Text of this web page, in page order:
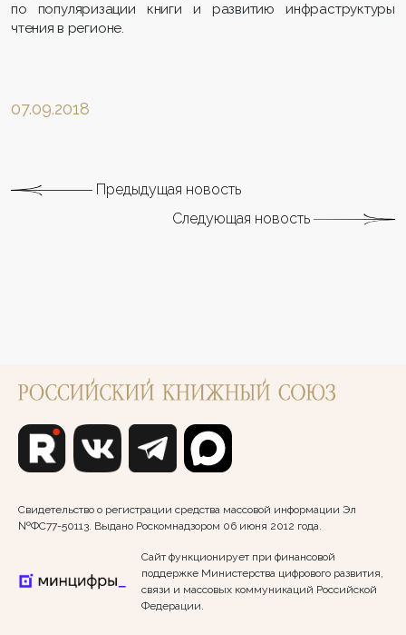
по популяризации книги и развитию инфраструктуры
чтения в регионе.
07.09.2018
Предыдущая новость
Следующая новость
Свидетельство о регистрации средства массовой информации Эл
№ФС77-50113. Выдано Роскомнадзором 06 июня 2012 года.
Сайт функционирует при финансовой
поддержке Министерства цифрового развития,
связи и массовых коммуникаций Российской
Федерации.